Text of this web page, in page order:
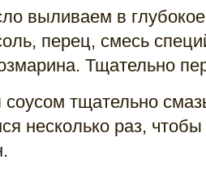
выливаем в
перец, смесь
Тщательно
тщательно
несколько раз, чтобы